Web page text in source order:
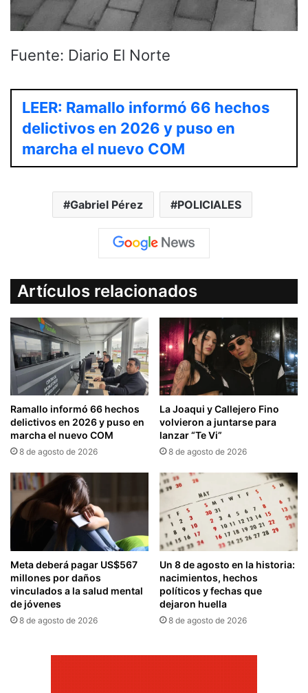
Fuente: Diario El Norte
LEER: Ramallo informó 66 hechos
delictivos en 2026 y puso en
marcha el nuevo COM
Gabriel Pérez POLICIALES
Artículos relacionados
Ramallo informó 66 hechos
delictivos en 2026 y puso en
marcha el nuevo COM
8 de agosto de 2026
La Joaqui y Callejero Fino
volvieron a juntarse para
lanzar “Te Vi”
8 de agosto de 2026
Meta deberá pagar US$567
millones por daños
vinculados a la salud mental
de jóvenes
8 de agosto de 2026
Un 8 de agosto en la historia:
nacimientos, hechos
políticos y fechas que
dejaron huella
8 de agosto de 2026